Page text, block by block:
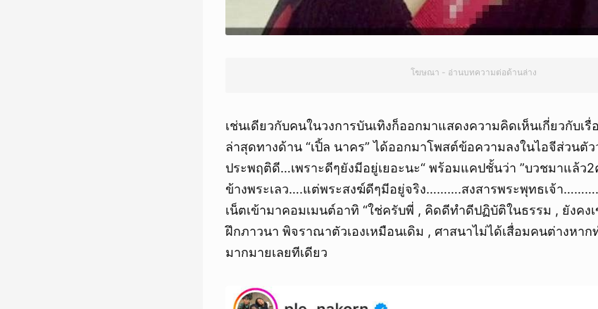
โฆษณา - อ่านบทความต่อด้านล่าง
เช่นเดียวกับคนในวงการบันเทิงก็ออกมาแสดงความคิดเห็นเกี่ยวกับเรื่
ล่าสุดทางด้าน “เปิ้ล นาคร” ได้ออกมาโพสต์ข้อความลงในไอจีส่วนตัว
ประพฤติดี…เพราะดีๆยังมีอยู่เยอะนะ“ พร้อมแคปชั้นว่า ”บวชมาแล้ว
ข้างพระเลว….แต่พระสงฆ์ดีๆมีอยู่จริง……….สงสารพระพุทธเจ้า
เน็ตเข้ามาคอมเมนต์อาทิ “ใช่ครับพี่ , คิดดีทำดีปฏิบัติในธรรม , ยังคง
ฝึกภาวนา พิจราณาตัวเองเหมือนเดิม , ศาสนาไม่ได้เสื่อมคนต่างหาก
มากมายเลยทีเดียว